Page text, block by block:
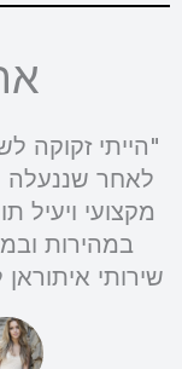
"הייתי זקוקה
לאחר שננעלה
במהירות
שירותי